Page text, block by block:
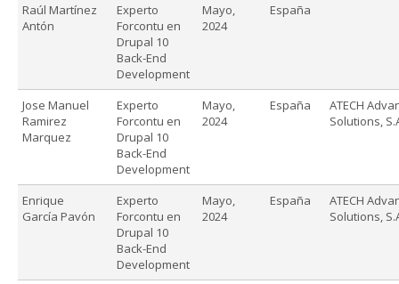
Raúl Martínez
Antón
Experto
Forcontu en
Drupal 10
Back-End
Development
Mayo,
2024
España
Jose Manuel
Ramirez
Marquez
Experto
Forcontu en
Drupal 10
Back-End
Development
Mayo,
2024
España
ATECH
Solutions,
Enrique
García Pavón
Experto
Forcontu en
Drupal 10
Back-End
Development
Mayo,
2024
España
ATECH
Solutions,